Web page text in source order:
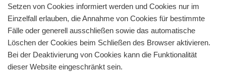
Setzen von Cookies informiert werden und Cookies nur im
Einzelfall erlauben, die Annahme von Cookies für bestimmte
Fälle oder generell ausschließen sowie das automatische
Löschen der Cookies beim Schließen des Browser aktivieren.
Bei der Deaktivierung von Cookies kann die Funktionalität
dieser Website eingeschränkt sein.